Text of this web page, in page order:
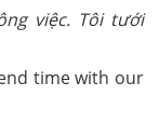
việc. Tôi tưới
time with our